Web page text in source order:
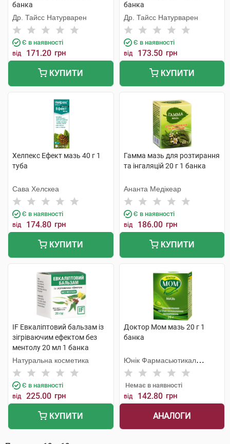
банка
Др. Тайсс Натурварен
Є в наявності
від 171.20 грн
КУПИТИ
банка
Др. Тайсс Натурварен
Є в наявності
від 173.50 грн
КУПИТИ
Хелпекс Ефект мазь 40 г 1
туба
Сава Хелскеа
Є в наявності
від 174.80 грн
КУПИТИ
Гамма мазь для розтирання
та інгаляцій 20 г 1 банка
Ананта Медікеар
Є в наявності
від 186.00 грн
КУПИТИ
IF Евкаліптовий бальзам із
зігріваючим ефектом без
ментолу 20 мл 1 банка
Натуральна косметика
Є в наявності
від 225.00 грн
КУПИТИ
Доктор Мом мазь 20 г 1
банка
Юнік Фармасьютикал
Лабораторіз
Немає в наявності
від 142.80 грн
АНАЛОГИ